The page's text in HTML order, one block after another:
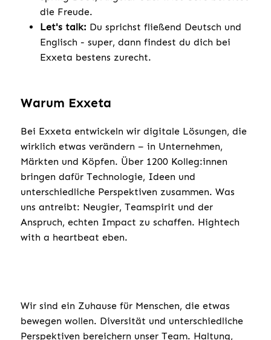
die Freude.
Let's talk: Du sprichst fließend Deutsch und
Englisch - super, dann findest du dich bei
Exxeta bestens zurecht.
Warum Exxeta
Bei Exxeta entwickeln wir digitale Lösungen, die
wirklich etwas verändern – in Unternehmen,
Märkten und Köpfen. Über 1200 Kolleg:innen
bringen dafür Technologie, Ideen und
unterschiedliche Perspektiven zusammen. Was
uns antreibt: Neugier, Teamspirit und der
Anspruch, echten Impact zu schaffen. Hightech
with a heartbeat eben.
Wir sind ein Zuhause für Menschen, die etwas
bewegen wollen. Diversität und unterschiedliche
Perspektiven bereichern unser Team. Haltung,